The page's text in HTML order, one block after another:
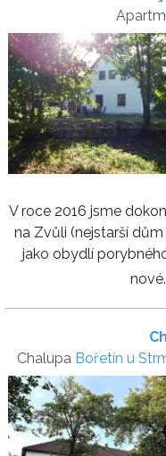
V roce 2016 jsme
na Zvůli (nejstarší
jako obydlí
Chalupa Bořetín u